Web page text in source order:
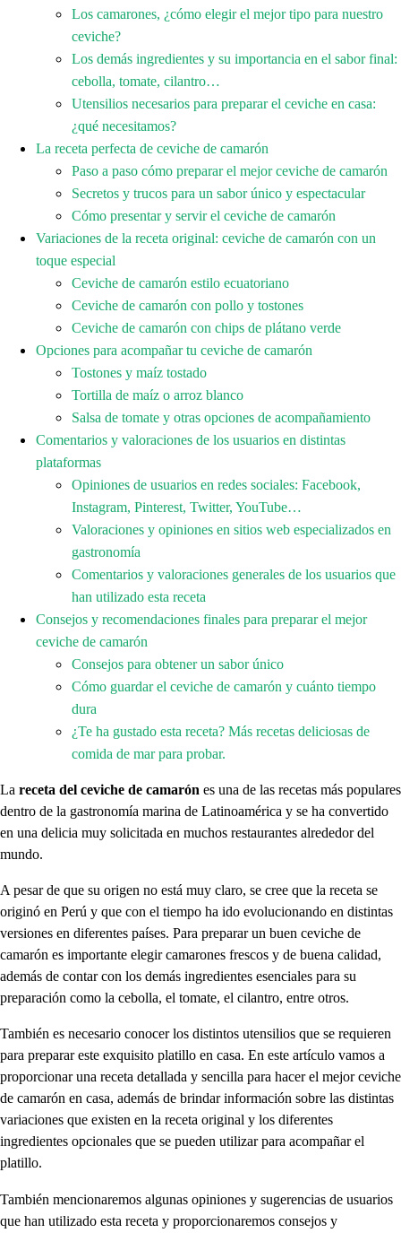
Los camarones, ¿cómo elegir el mejor tipo para nuestro
ceviche?
Los demás ingredientes y su importancia en el sabor final:
cebolla, tomate, cilantro…
Utensilios necesarios para preparar el ceviche en casa:
¿qué necesitamos?
La receta perfecta de ceviche de camarón
Paso a paso cómo preparar el mejor ceviche de camarón
Secretos y trucos para un sabor único y espectacular
Cómo presentar y servir el ceviche de camarón
Variaciones de la receta original: ceviche de camarón con un
toque especial
Ceviche de camarón estilo ecuatoriano
Ceviche de camarón con pollo y tostones
Ceviche de camarón con chips de plátano verde
Opciones para acompañar tu ceviche de camarón
Tostones y maíz tostado
Tortilla de maíz o arroz blanco
Salsa de tomate y otras opciones de acompañamiento
Comentarios y valoraciones de los usuarios en distintas
plataformas
Opiniones de usuarios en redes sociales: Facebook,
Instagram, Pinterest, Twitter, YouTube…
Valoraciones y opiniones en sitios web especializados en
gastronomía
Comentarios y valoraciones generales de los usuarios que
han utilizado esta receta
Consejos y recomendaciones finales para preparar el mejor
ceviche de camarón
Consejos para obtener un sabor único
Cómo guardar el ceviche de camarón y cuánto tiempo
dura
¿Te ha gustado esta receta? Más recetas deliciosas de
comida de mar para probar.
La receta del ceviche de camarón es una de las recetas más populares
dentro de la gastronomía marina de Latinoamérica y se ha convertido
en una delicia muy solicitada en muchos restaurantes alrededor del
mundo.
A pesar de que su origen no está muy claro, se cree que la receta se
originó en Perú y que con el tiempo ha ido evolucionando en distintas
versiones en diferentes países. Para preparar un buen ceviche de
camarón es importante elegir camarones frescos y de buena calidad,
además de contar con los demás ingredientes esenciales para su
preparación como la cebolla, el tomate, el cilantro, entre otros.
También es necesario conocer los distintos utensilios que se requieren
para preparar este exquisito platillo en casa. En este artículo vamos a
proporcionar una receta detallada y sencilla para hacer el mejor ceviche
de camarón en casa, además de brindar información sobre las distintas
variaciones que existen en la receta original y los diferentes
ingredientes opcionales que se pueden utilizar para acompañar el
platillo.
También mencionaremos algunas opiniones y sugerencias de usuarios
que han utilizado esta receta y proporcionaremos consejos y